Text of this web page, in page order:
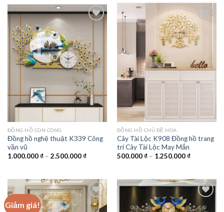
2.00
sao
487.872 ₫.
Add to
wishlist
ĐỒNG HỒ CON CÔNG
Đồng hồ nghệ thuật K339 Công
vần vũ
1.000.000₫ – 2.500.000₫Khoảng
đến
2.500.000 ₫
Add to
ĐỒNG HỒ CHỦ ĐỀ HOA
Cây Tài Lộc K908 Đồng hồ trang
trí Cây Tài Lộc May Mắn
500.000₫ – 1.250.000₫Khoảng
đến
1.250.000
Giảm giá!